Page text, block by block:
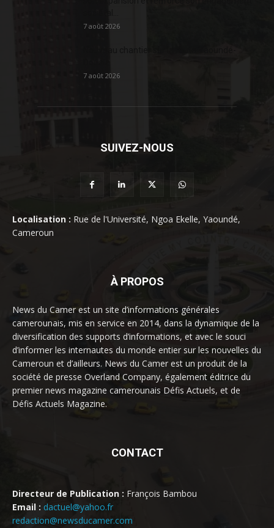
7 août 2026
7 août 2026
SUIVEZ-NOUS
Localisation : Rue de l'Université, Ngoa Ekelle, Yaoundé,
Cameroun
À PROPOS
News du Camer est un site d’informations générales
camerounais, mis en service en 2014, dans la dynamique de la
diversification des supports d’informations, et avec le souci
d’informer les internautes du monde entier sur les nouvelles du
Cameroun et d’ailleurs. News du Camer est un produit de la
société de presse Overland Company, également éditrice du
premier news magazine camerounais Défis Actuels, et de
Défis Actuels Magazine.
CONTACT
Directeur de Publication : François Bambou
Email : dactuel@yahoo.fr
redaction@newsducamer.com